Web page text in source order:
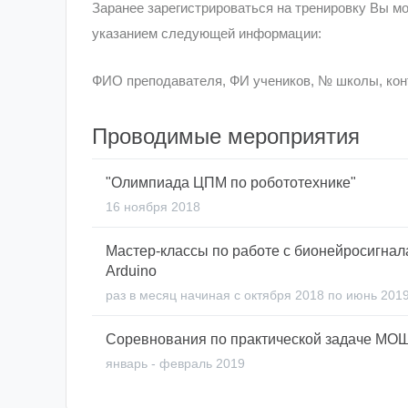
Заранее зарегистрироваться на тренировку Вы
указанием следующей информации:
ФИО преподавателя, ФИ учеников, № школы,
Проводимые мероприятия
"Олимпиада ЦПМ по робототехнике"
16 ноября 2018
мотивирование педагогов и учащихся к
понятиеробототехника, через решение
выстраивать систему задач при занятиях с
предполагают ограничений на оборудование и
Мастер-классы по работе с
Arduino
раз в месяц начиная с октября 2018 по июнь 2019
Мастер-классы для учеников и
Соревнования по практической задаче
январь - февраль 2019